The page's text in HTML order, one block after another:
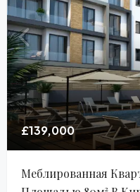
£139,000
Меблированная